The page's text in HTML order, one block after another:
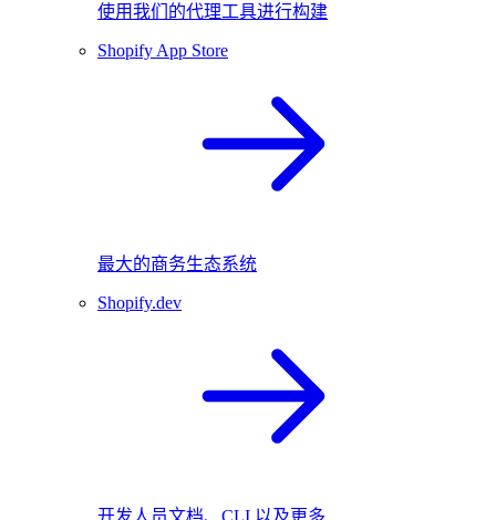
使用我们的代理工具进行构建
Shopify App Store
最大的商务生态系统
Shopify.dev
开发人员文档、CLI 以及更多